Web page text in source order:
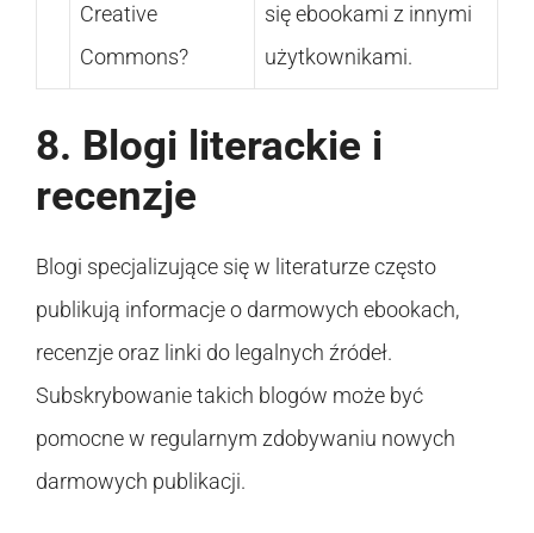
Creative
Commons?
się ebookami z innymi
użytkownikami.
8. Blogi literackie i
recenzje
Blogi specjalizujące się w literaturze często
publikują informacje o darmowych ebookach,
recenzje oraz linki do legalnych źródeł.
Subskrybowanie takich blogów może być
pomocne w regularnym zdobywaniu nowych
darmowych publikacji.